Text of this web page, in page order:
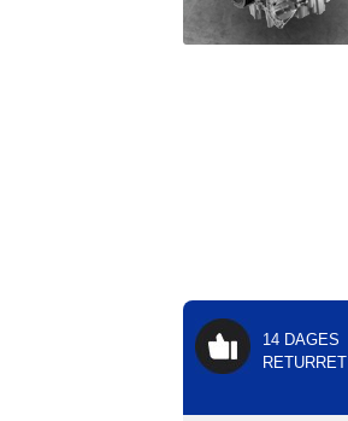
14 DAGES
RETURRET